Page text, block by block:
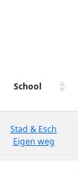
School
Stad & Esch
Eigen weg